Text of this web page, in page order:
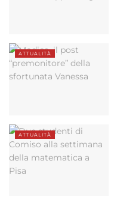
ATTUALITÀ
ATTUALITÀ